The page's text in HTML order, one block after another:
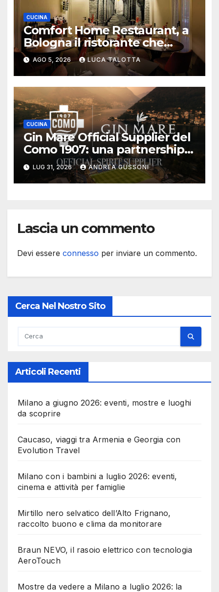
CUCINA
Comfort Home Restaurant, a
Bologna il ristorante che
trasforma l’ospitalità in
un’esperienza di casa
AGO 5, 2026 LUCA TALOTTA
CUCINA
Gin Mare Official Supplier del
Como 1907: una partnership
all’insegna di sport, lifestyle e
hospitality
LUG 31, 2026 ANDREA GUSSONI
Lascia un commento
Devi essere connesso per inviare un commento.
Cerca Nel Nostro Sito
Articoli Recenti
Milano a giugno 2026: eventi, mostre e luoghi
da scoprire
Caucaso, viaggi tra Armenia e Georgia con
Evolution Travel
Milano con i bambini a luglio 2026: eventi,
cinema e attività per famiglie
Mirtillo nero selvatico dell’Alto Frignano,
raccolto buono e clima da monitorare
Braun NEVO, il rasoio elettrico con tecnologia
AeroTouch
Mostre da vedere a Milano a luglio 2026: la